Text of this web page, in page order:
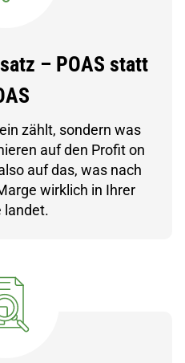
– POAS statt
zählt, sondern was
auf den Profit on
auf das, was nach
wirklich in Ihrer
landet.